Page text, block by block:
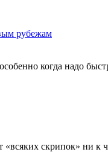
рубежам
когда надо
«всяких скрипок» ни к